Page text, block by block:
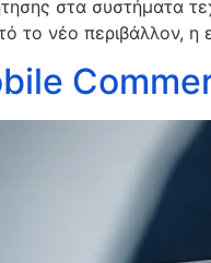
στα συστήματα
το νέο περιβάλλον, η